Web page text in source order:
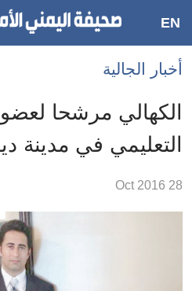
Accessibility
links
الرئيسي
الأقسام
EN
أخبار الجالية
الكهالي مرشحا
التعليمي في مدينة
28 Oct 2016